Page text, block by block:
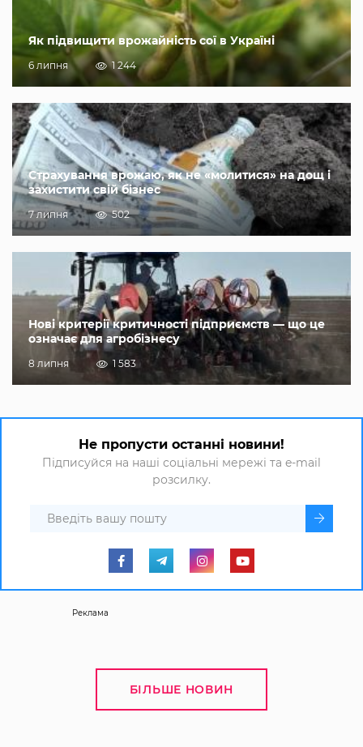
Як підвищити врожайність сої в Україні
6 липня 1 244
Страхування врожаю, як не «молитися» на дощ і
захистити свій бізнес
7 липня 502
Нові критерії критичності підприємств — що це
означає для агробізнесу
8 липня 1 583
Не пропусти останні новини!
Підписуйся на наші соціальні мережі та e-mail
розсилку.
Реклама
БІЛЬШЕ НОВИН